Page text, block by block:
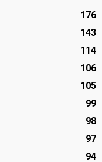
176
143
114
106
105
99
98
97
94